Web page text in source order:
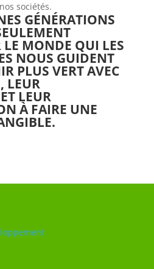
sociétés.
GÉNÉRATIONS
LE MONDE QUI LES
NOUS GUIDENT
PLUS VERT AVEC
LEUR
LEUR
À FAIRE UNE